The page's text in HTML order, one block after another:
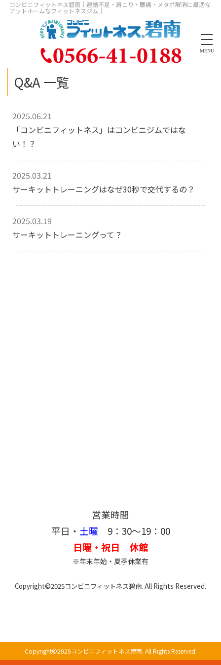
コンビニフィットネス碧南｜運動不足・肩こり・腰痛・メタボ解消に最適な
アットホームなフィットネスジム｜
MENU
Q&A 一覧
2025.06.21
「コンビニフィットネス」はコンビニジムではな
い！？
2025.03.21
サーキットトレーニングはなぜ30秒で交代するの？
2025.03.19
サーキットトレーニングって？
営業時間
平日・ 土曜 9：30～19：00
日曜・祝日 休館
※年末年始・夏季休業有
Copyright©2025コンビニフィットネス碧南. All Rights Reserved.
Copyright©2025コンビニフィットネス碧南. All Rights Reserved.